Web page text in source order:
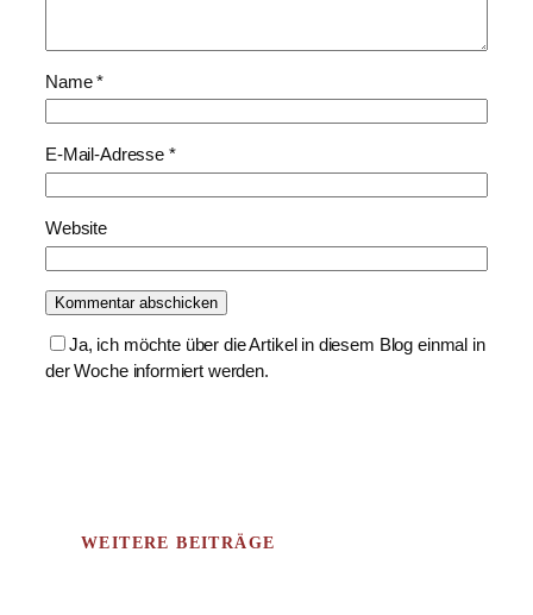
Name*
E-Mail-Adresse *
Website
Ja, ich möchte über die Artikel in diesem Blog einmal in
der Woche informiert werden.
WEITERE BEITRÄGE